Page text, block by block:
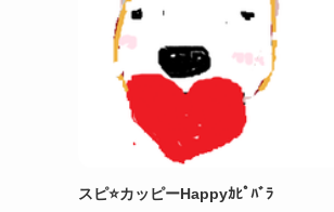
スピ⭐️カッピーHappyｶﾋﾟﾊﾞﾗ